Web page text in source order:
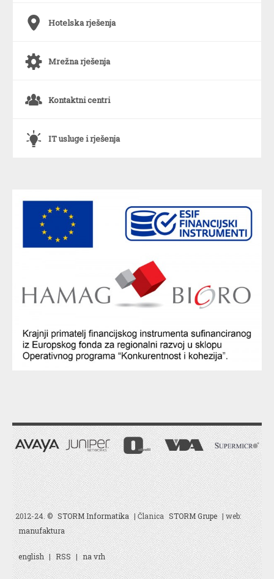
6 Hotelska rješenja
a Mrežna rješenja
o Kontaktni centri
` IT usluge i rješenja
2012-24. © STORM Informatika | Članica STORM Grupe | web:
manufaktura
english | RSS | na vrh